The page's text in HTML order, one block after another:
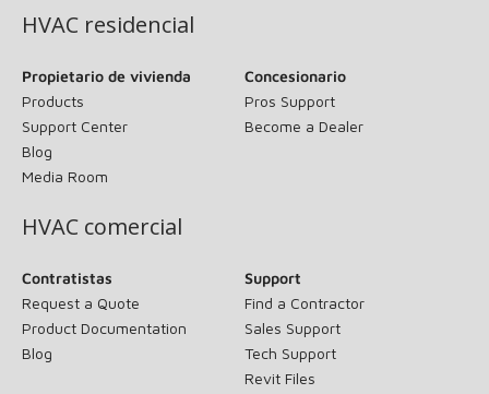
HVAC residencial
Propietario de vivienda
Products
Support Center
Blog
Media Room
Concesionario
Pros Support
Become a Dealer
HVAC comercial
Contratistas
Request a Quote
Product Documentation
Blog
Support
Find a Contractor
Sales Support
Tech Support
Revit Files